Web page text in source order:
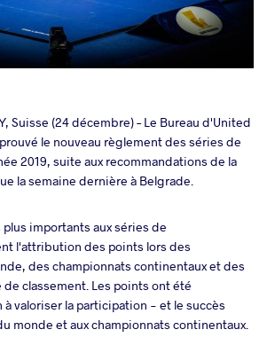
Suisse (24 décembre) – Le Bureau d'United
le nouveau règlement des séries de
2019, suite aux recommandations de la
la semaine dernière à Belgrade.
importants aux séries de
l'attribution des points lors des
des championnats continentaux et des
classement. Les points ont été
valoriser la participation - et le succès
monde et aux championnats continentaux.